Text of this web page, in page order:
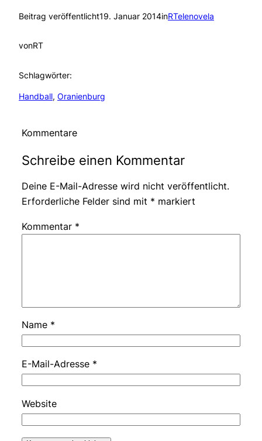
Beitrag veröffentlicht19. Januar 2014inRTelenovela
vonRT
Schlagwörter:
Handball, Oranienburg
Kommentare
Schreibe einen Kommentar
Deine E-Mail-Adresse wird nicht veröffentlicht.
Erforderliche Felder sind mit * markiert
Kommentar *
Name *
E-Mail-Adresse *
Website